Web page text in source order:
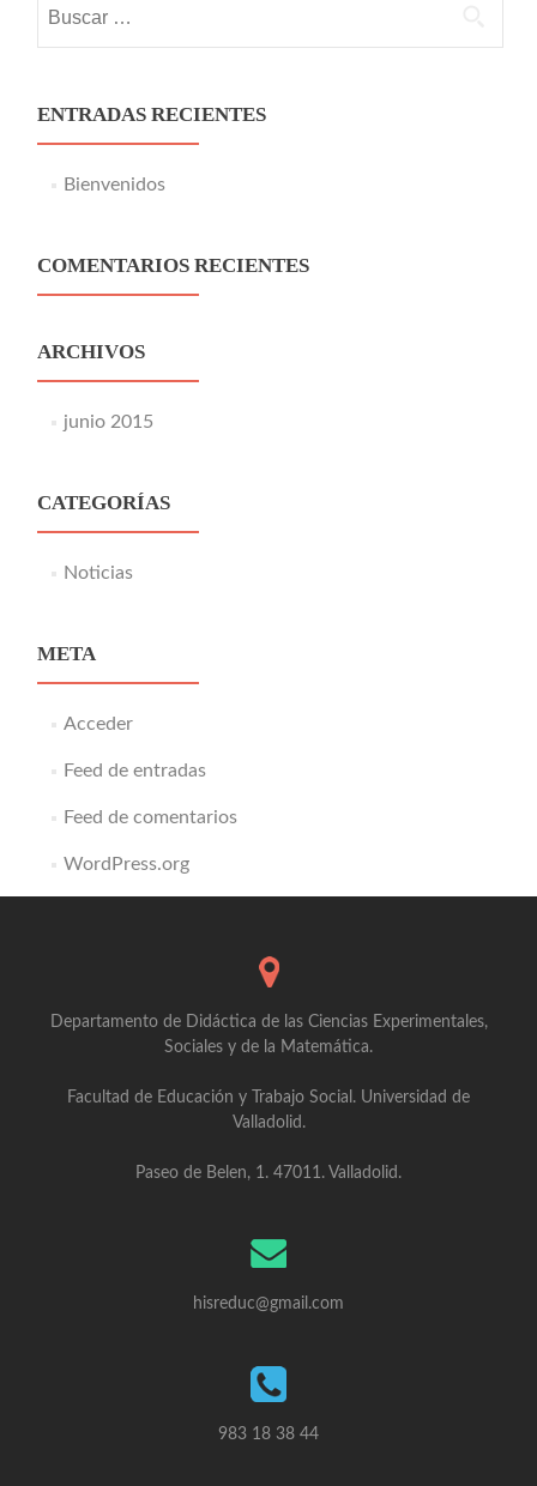
ENTRADAS RECIENTES
Bienvenidos
COMENTARIOS RECIENTES
ARCHIVOS
junio 2015
CATEGORÍAS
Noticias
META
Acceder
Feed de entradas
Feed de comentarios
WordPress.org
Departamento de Didáctica de las Ciencias Experimentales,
Sociales y de la Matemática.
Facultad de Educación y Trabajo Social. Universidad de
Valladolid.
Paseo de Belen, 1. 47011. Valladolid.
hisreduc@gmail.com
983 18 38 44